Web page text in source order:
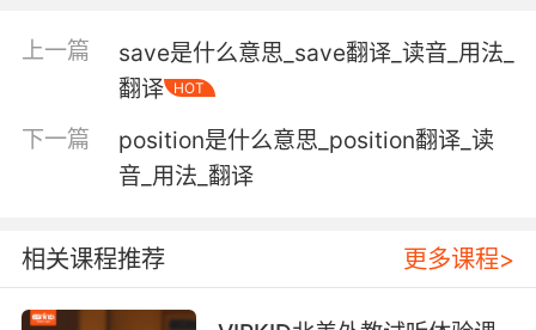
touch with the lips or press the lips (against
someone's mouth or other body part) as an
expression of love, greeting, etc.;
"The newly married couple kissed"
when she entered the room"
touch lightly or gently;
上一篇
save是什么意思_save翻译_读音_用法_
翻译
HOT
下一篇
position是什么意思_position翻译_读
音_用法_翻译
相关课程推荐 更多课程>